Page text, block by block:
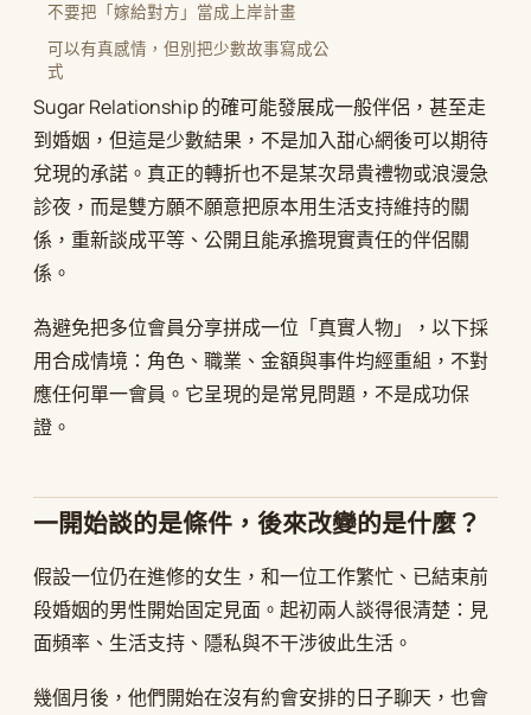
不要把「嫁給對方」當成上岸計畫
可以有真感情，但別把少數故事寫成公
式
Sugar Relationship 的確可能發展成一般伴侶，甚至走
到婚姻，但這是少數結果，不是加入甜心網後可以期待
兌現的承諾。真正的轉折也不是某次昂貴禮物或浪漫急
診夜，而是雙方願不願意把原本用生活支持維持的關
係，重新談成平等、公開且能承擔現實責任的伴侶關
係。
為避免把多位會員分享拼成一位「真實人物」，以下採
用合成情境：角色、職業、金額與事件均經重組，不對
應任何單一會員。它呈現的是常見問題，不是成功保
證。
一開始談的是條件，後來改變的是什麼？
假設一位仍在進修的女生，和一位工作繁忙、已結束前
段婚姻的男性開始固定見面。起初兩人談得很清楚：見
面頻率、生活支持、隱私與不干涉彼此生活。
幾個月後，他們開始在沒有約會安排的日子聊天，也會